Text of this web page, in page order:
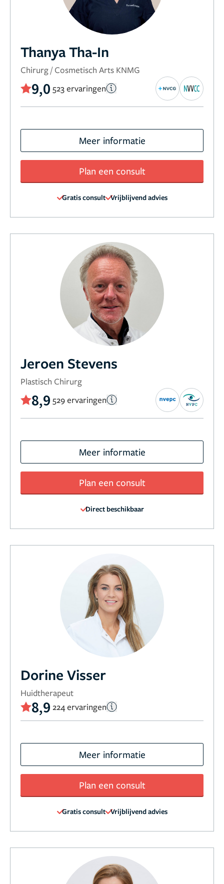
Thanya Tha-In
Chirurg / Cosmetisch Arts KNMG
9,0 523 ervaringen
Meer informatie
Plan een consult
Gratis consult Vrijblijvend advies
Jeroen Stevens
Plastisch Chirurg
8,9 529 ervaringen
Meer informatie
Plan een consult
Direct beschikbaar
Dorine Visser
Huidtherapeut
8,9 224 ervaringen
Meer informatie
Plan een consult
Gratis consult Vrijblijvend advies